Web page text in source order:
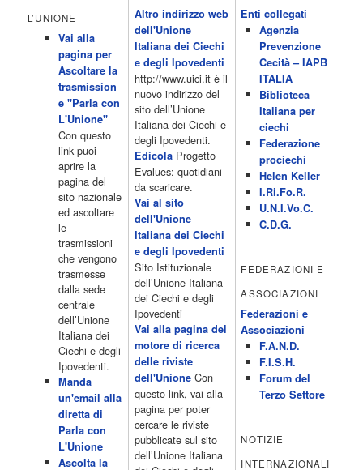
Monkeys 21.30 Sons of Butcher […]
programmiTv - ITALIA 1 4 Dicembre 2022
Programmi 06.35 Cartoni Animati 09.05 Telefilm:Starsky & Hutch
10.10 Telefilm:Supercar 12.15 12.15 Secondo voi 12.25 Studio
Aperto 13.00 Studio Sport 13.40 Cartoni animati 14.30 I Simpson
15.00 Telefilm:Paso adelante 15.55 15.55 Telefilm:Wildfire 16.50
Cartoni animati 18.30 Studio Aperto 19.05 Don Luca c'� 19.35
19.35 Medici miei 20.05 Camera caf� 20.30 La ruota della
fortuna 21.10 […]
Acor3.it
programmiTv - LA 7
4 Dicembre 2022
Programmi 06:00 - Tg La7/meteo/oroscopo/traffico06:55 - Movie
Flash07:00 - Omnibus ? Rassegna stampa07:30 - Tg La707:50 -
Omnibus09:50 - Coffee Break11:00 - L?aria che tira12:25 - I
men� di Benedetta13:30 - Tg La714:00 - Tg La7 Cronache14:40 -
Telefilm: Le strade di San Francisco - Omicidio di primo grado -
Una scuola di paura 16:30 […]
Acor3.it
programmiTv - CANALE 5 4 Dicembre 2022
Programmi 2/3 06.00 TG5/Traffico/Meteo/Borse e monete 08.00
TG5 Mattina 08.40 Mattino Cinque(TG5-Ore 10) 11.00 Forum
13.00 2/3 13.00 TG5 13.40 Beautiful 14.10 Centovetrine 14.45
Uomini e donne 16.15 2/3 16.15 Amici 16.55 Pomeriggio
cinque(All'interno: TG5-5 minuti 17.55) 18.50 Chi vuol essere
milionario 20.00 2/3 20.00 TG5 20.30 Striscia la notizia 21.10
Telefilm:Amiche mie 23.30 2/3 […]
Acor3.it
programmiTv - RETE 4 4 Dicembre 2022
L’UNIONE
Vai alla
pagina per
Ascoltare la
trasmission
e "Parla con
L'Unione"
Con questo
link puoi
aprire la
pagina del
sito nazionale
ed ascoltare
le
trasmissioni
che vengono
trasmesse
dalla sede
centrale
dell’Unione
Italiana dei
Ciechi e degli
Ipovedenti.
Manda
un'email alla
diretta di
Parla con
L'Unione
Ascolta la
Altro indirizzo web
dell'Unione
Italiana dei Ciechi
e degli Ipovedenti
http://www.uici.it è il
nuovo indirizzo del
sito dell’Unione
Italiana dei Ciechi e
degli Ipovedenti.
EdicolaProgetto
Evalues: quotidiani
da scaricare.
Vai al sito
dell'Unione
Italiana dei Ciechi
e degli Ipovedenti
Sito Istituzionale
dell’Unione Italiana
dei Ciechi e degli
Ipovedenti
Vai alla pagina del
motore di ricerca
delle riviste
dell'UnioneCon
questo link, vai alla
pagina per poter
cercare le riviste
pubblicate sul sito
dell’Unione Italiana
Enti collegati
Agenzia
Prevenzione
Cecità – IAPB
ITALIA
Biblioteca
Italiana per
ciechi
Federazione
prociechi
Helen Keller
I.Ri.Fo.R.
U.N.I.Vo.C.
C.D.G.
FEDERAZIONI E
ASSOCIAZIONI
Federazioni e
Associazioni
F.A.N.D.
F.I.S.H.
Forum del
Terzo Settore
NOTIZIE
INTERNAZIONALI